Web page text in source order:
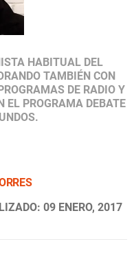
HABITUAL DEL
TAMBIÉN CON
DE RADIO Y
EL PROGRAMA DEBATE
09 ENERO, 2017